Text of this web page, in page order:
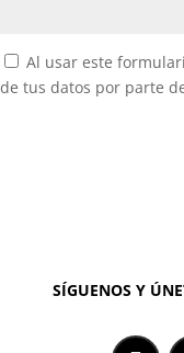
Al usar este
de tus datos por parte
SÍGUENOS Y